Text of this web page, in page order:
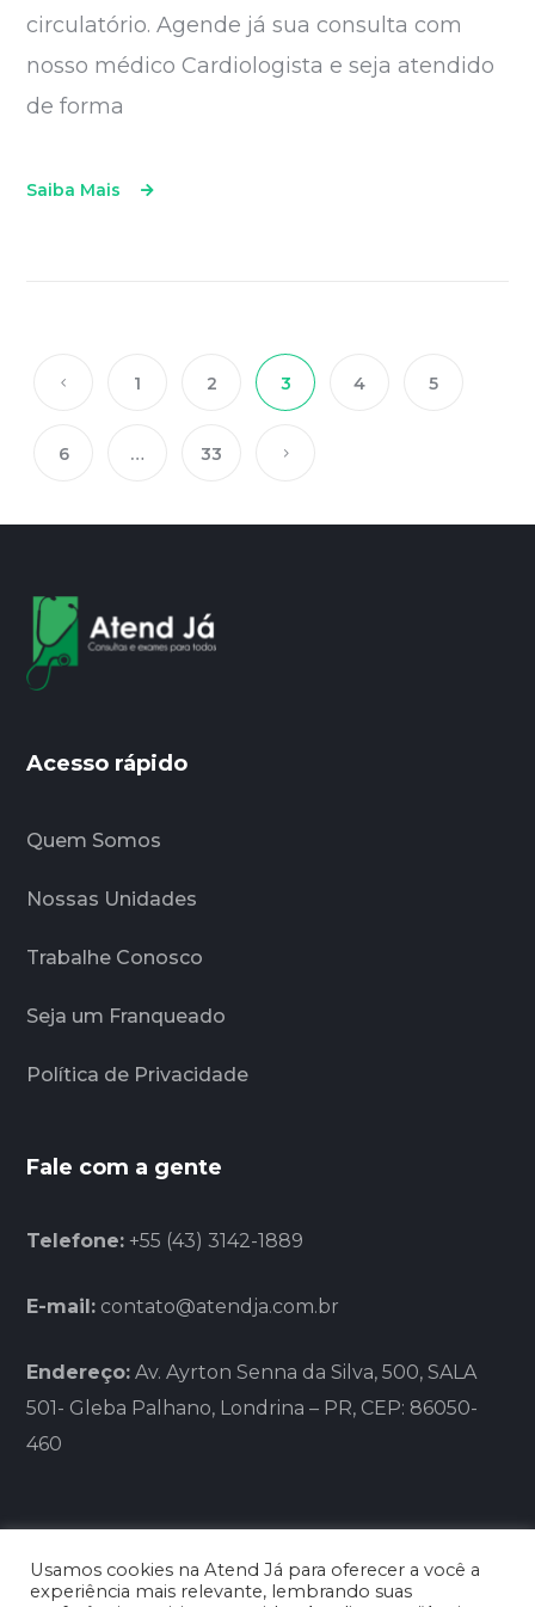
circulatório. Agende já sua consulta com
nosso médico Cardiologista e seja atendido
de forma
Saiba Mais
1 2 3 4 5
6 … 33
Acesso rápido
Quem Somos
Nossas Unidades
Trabalhe Conosco
Seja um Franqueado
Política de Privacidade
Fale com a gente
Telefone: +55 (43) 3142-1889
E-mail: contato@atendja.com.br
Endereço: Av. Ayrton Senna da Silva, 500, SALA
501- Gleba Palhano, Londrina – PR, CEP: 86050-
460
Usamos cookies na Atend Já para oferecer a você a
experiência mais relevante, lembrando suas